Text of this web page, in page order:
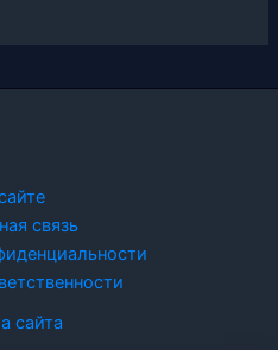
связь
сайта